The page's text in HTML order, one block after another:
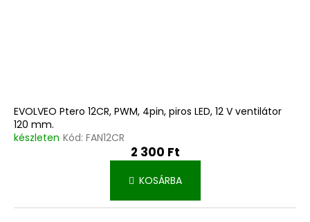
EVOLVEO Ptero 12CR, PWM, 4pin, piros LED, 12 V ventilátor
120 mm.
készleten Kód: FAN12CR
2 300 Ft
KOSÁRBA